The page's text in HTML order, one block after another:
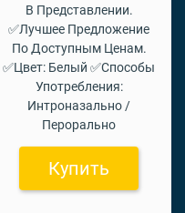
В Представлении.
✅Лучшее Предложение
По Доступным Ценам.
✅Цвет: Белый ✅Способы
Употребления:
Интроназально /
Перорально
Купить